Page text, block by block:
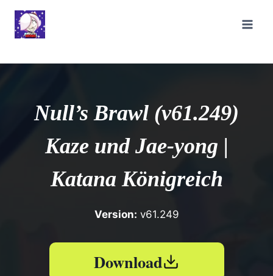
Zum
Inhalt
springen
Null’s Brawl (v61.249)
Kaze und Jae-yong |
Katana Königreich
Version: v61.249
Download